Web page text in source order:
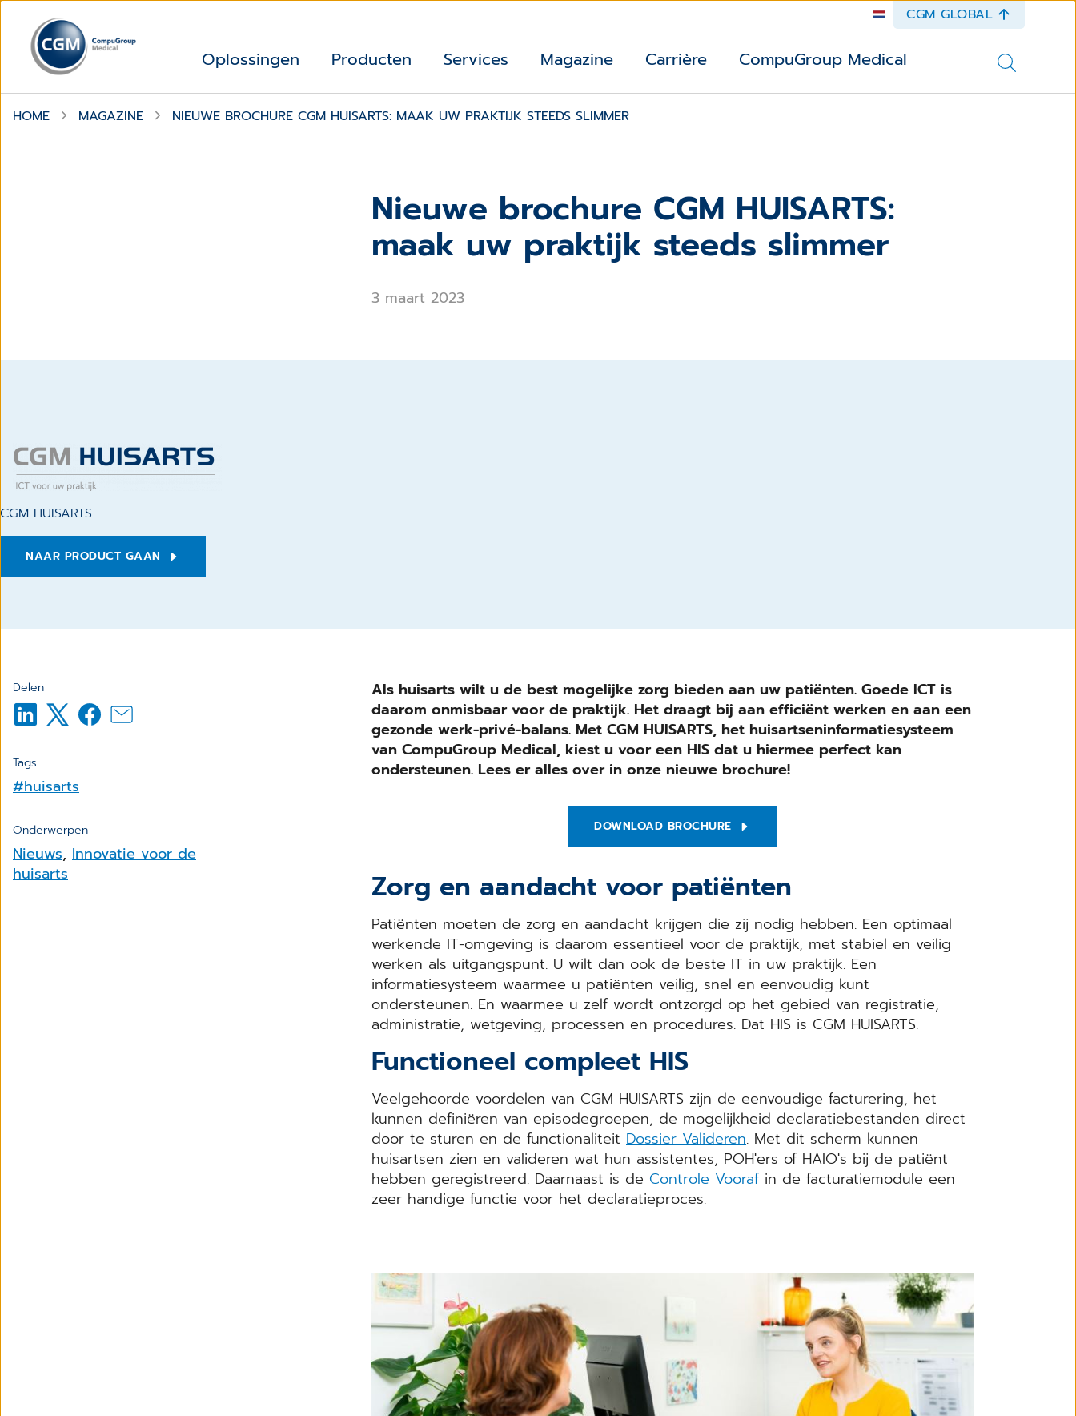
CGM GLOBAL
Oplossingen Producten Services Magazine Carrière CompuGroup Medical
HOME MAGAZINE NIEUWE BROCHURE CGM HUISARTS: MAAK UW PRAKTIJK STEEDS SLIMMER
Nieuwe brochure CGM HUISARTS:
maak uw praktijk steeds slimmer
3 maart 2023
CGM HUISARTS
NAAR PRODUCT GAAN
Delen
Tags
#huisarts
Onderwerpen
Nieuws, Innovatie voor de
huisarts
Als huisarts wilt u de best mogelijke zorg bieden aan uw patiënten. Goede ICT is
daarom onmisbaar voor de praktijk. Het draagt bij aan efficiënt werken en aan een
gezonde werk-privé-balans. Met CGM HUISARTS, het huisartseninformatiesysteem
van CompuGroup Medical, kiest u voor een HIS dat u hiermee perfect kan
ondersteunen. Lees er alles over in onze nieuwe brochure!
DOWNLOAD BROCHURE
Zorg en aandacht voor patiënten
Patiënten moeten de zorg en aandacht krijgen die zij nodig hebben. Een optimaal
werkende IT-omgeving is daarom essentieel voor de praktijk, met stabiel en veilig
werken als uitgangspunt. U wilt dan ook de beste IT in uw praktijk. Een
informatiesysteem waarmee u patiënten veilig, snel en eenvoudig kunt
ondersteunen. En waarmee u zelf wordt ontzorgd op het gebied van registratie,
administratie, wetgeving, processen en procedures. Dat HIS is CGM HUISARTS.
Functioneel compleet HIS
Veelgehoorde voordelen van CGM HUISARTS zijn de eenvoudige facturering, het
kunnen definiëren van episodegroepen, de mogelijkheid declaratiebestanden direct
door te sturen en de functionaliteit Dossier Valideren. Met dit scherm kunnen
huisartsen zien en valideren wat hun assistentes, POH'ers of HAIO's bij de patiënt
hebben geregistreerd. Daarnaast is de Controle Vooraf in de facturatiemodule een
zeer handige functie voor het declaratieproces.